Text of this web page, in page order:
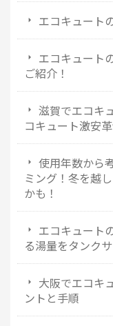
エコキュート
エコキュート
ご紹介！
滋賀でエコキ
コキュート激安
使用年数から
ミング！冬を越
かも！
エコキュート
る湯量をタンク
大阪でエコキ
ントと手順